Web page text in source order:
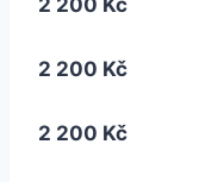
2 200 Kč
2 200 Kč